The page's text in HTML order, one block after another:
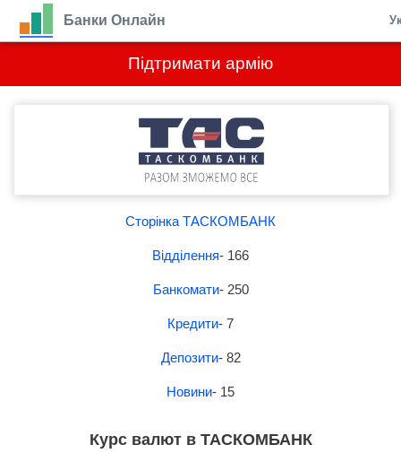
Підтримати армію
Банки Онлайн
Сторінка ТАСКОМБАНК
Відділення- 166
Банкомати- 250
Кредити- 7
Депозити- 82
Новини- 15
Курс валют в ТАСКОМБАНК